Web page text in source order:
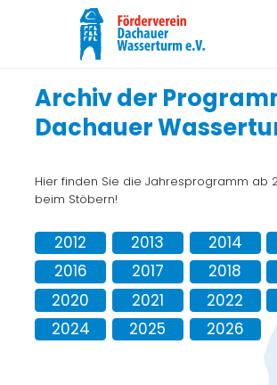
Archiv der
Dachauer
Hier finden Sie die Jahresprogramm ab
beim Stöbern!
2012 2013 2014
2016
2017 2018
2020
2021 2022
2024
2025 2026